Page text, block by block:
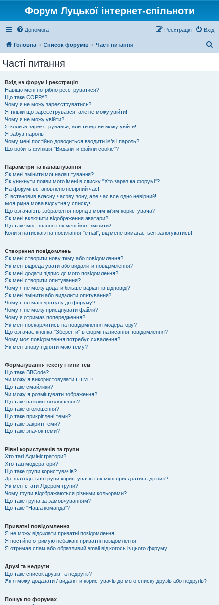
Форум Луцької інтернет-спільноти
Допомога Вхід
Реєстрація
Головна Список форумів Часті питання
Часті питання
Вхід на форум і реєстрація
Навіщо мені потрібно реєструватися?
Що таке COPPA?
Чому я не можу зареєструватись?
Я тільки що зареєструвався, але не можу увійти!
Чому я не можу увійти?
Я колись зареєструвався, але тепер не можу увійти!
Я забув пароль!
Чому мені постійно доводиться вводити ім’я і пароль?
Що робить функція "Видалити файли cookie"?
Параметри та налаштування
Як мені змінити мої налаштування?
Як уникнути появи мого імені в списку "Хто зараз на форумі"?
На форумі встановлено невірний час!
Я встановив власну часову зону, але час все одно невірний!
Моя рідна мова відсутня у списку!
Що означають зображення поряд з моїм ім'ям користувача?
Як мені включити відображення аватари?
Що таке моє звання і як мені його змінити?
Коли я натискаю на посилання "email", від мене вимагається залогуватись!
Створення повідомлень
Як мені створити нову тему або повідомлення?
Як мені відредагувати або видалити повідомлення?
Як мені додати підпис до мого повідомлення?
Як мені створити опитування?
Чому я не можу додати більше варіантів відповіді?
Як мені змінити або видалити опитування?
Чому я не маю доступу до форуму?
Чому я не можу приєднувати файли?
Чому я отримав попередження?
Як мені поскаржитись на повідомлення модератору?
Що означає кнопка "Зберегти" в формі написання повідомлення?
Чому моє повідомлення потребує схвалення?
Як мені знову підняти мою тему?
Форматування тексту і типи тем
Що таке BBCode?
Чи можу я використовувати HTML?
Що таке смайлики?
Чи можу я розміщувати зображення?
Що таке важливі оголошення?
Що таке оголошення?
Що таке прикріплені теми?
Що таке закриті теми?
Що таке значок теми?
Рівні користувачів та групи
Хто такі Адміністратори?
Хто такі модератори?
Що таке групи користувачів?
Де знаходяться групи користувачів і як мені приєднатись до них?
Як мені стати Лідером групи?
Чому групи відображаються різними кольорами?
Що таке група за замовчуванням?
Що таке "Наша команда"?
Приватні повідомлення
Я не можу відсилати приватні повідомлення!
Я постійно отримую небажані приватні повідомлення!
Я отримав спам або образливий email від когось із цього форуму!
Друзі та недруги
Що таке список друзів та недругів?
Як я можу додавати / видаляти користувачів до мого списку друзів або недругів?
Пошук по форумах